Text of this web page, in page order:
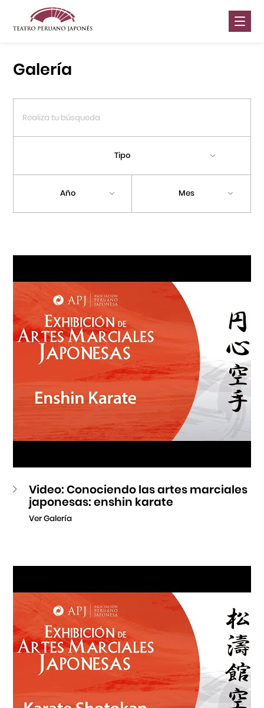
Centro Cultural Peruano Japonés
Teatro Peruano Japonés
Galería
Tipo
Año Mes
Video: Conociendo las artes marciales
japonesas: enshin karate
Ver Galería